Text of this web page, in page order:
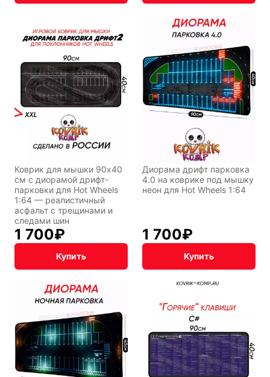
Коврик для мышки 90x40
см с диорамой дрифт-
парковки для Hot Wheels
1:64 — реалистичный
асфальт с трещинами и
следами шин
1 700₽
Купить
Диорама дрифт парковка
4.0 на коврике под мышку
неон для Hot Wheels 1:64
1 700₽
Купить